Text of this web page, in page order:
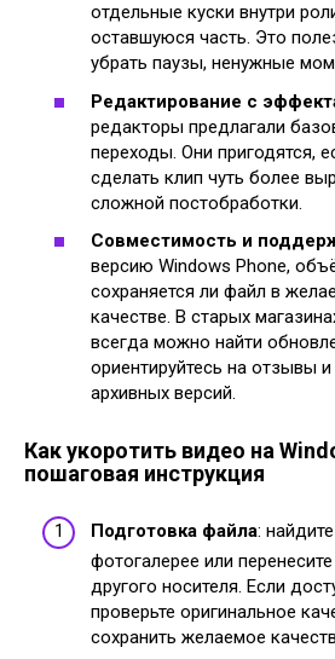
отдельные куски внутри
оставшуюся часть. Это
убрать паузы, ненужные
Редактирование с
редакторы предлагали
переходы. Они пригодятся,
сделать клип чуть более
сложной постобработки.
Совместимость и
версию Windows Phone,
сохраняется ли файл в
качестве. В старых
всегда можно найти
ориентируйтесь на отзывы
архивных версий.
Как укоротить видео на
пошаговая инструкция
Подготовка файла:
фотогалерее или
другого носителя. Если
проверьте оригинальное
сохранить желаемое